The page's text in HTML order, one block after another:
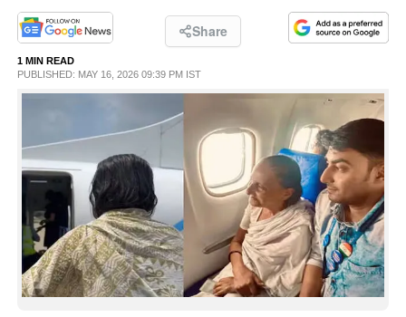
PHOTOS
LIFESTYLE
INFO+
ART
ASTRO
Share
1 MIN READ
PUBLISHED: MAY 16, 2026 09:39 PM IST